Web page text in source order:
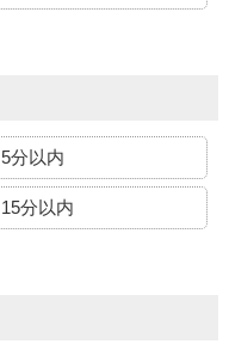
5分以内
15分以内